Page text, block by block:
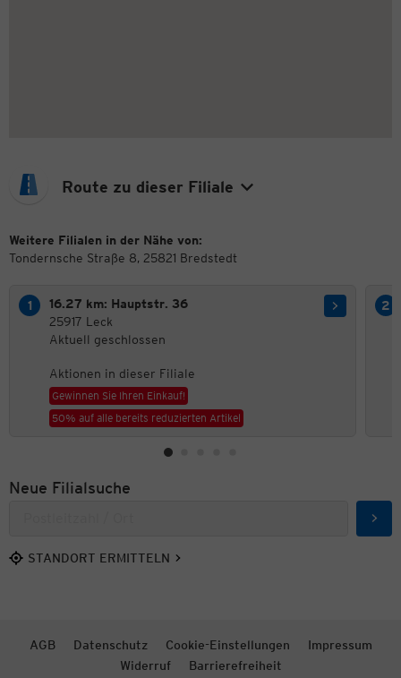
Route zu dieser Filiale
Weitere Filialen in der Nähe von:
Tondernsche Straße 8, 25821 Bredstedt
16.27 km: Hauptstr. 36
25917 Leck
Aktuell geschlossen
Aktionen in dieser Filiale
Gewinnen Sie Ihren Einkauf!
50% auf alle bereits reduzierten Artikel
Neue Filialsuche
STANDORT ERMITTELN
AGB Datenschutz Cookie-Einstellungen
Impressum
Widerruf
Barrierefreiheit